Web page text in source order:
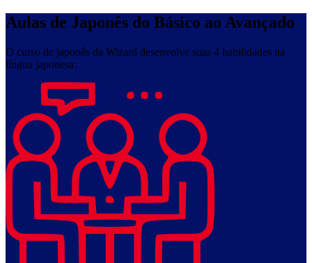
Aulas de Japonês do Básico ao Avançado
O curso de japonês da Wizard desenvolve suas 4 habilidades na
língua japonesa: